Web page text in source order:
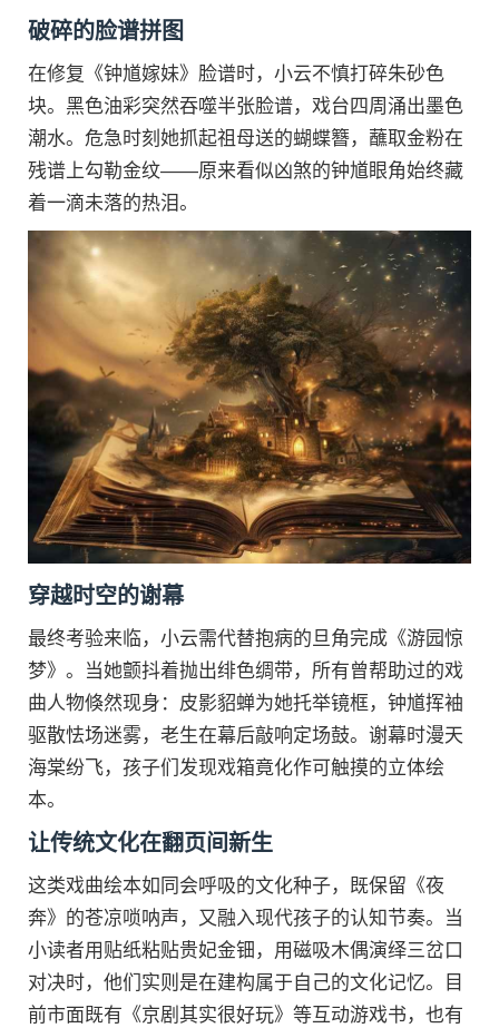
破碎的脸谱拼图
在修复《钟馗嫁妹》脸谱时，小云不慎打碎朱砂色
块。黑色油彩突然吞噬半张脸谱，戏台四周涌出墨色
潮水。危急时刻她抓起祖母送的蝴蝶簪，蘸取金粉在
残谱上勾勒金纹——原来看似凶煞的钟馗眼角始终藏
着一滴未落的热泪。
穿越时空的谢幕
最终考验来临，小云需代替抱病的旦角完成《游园惊
梦》。当她颤抖着抛出绯色绸带，所有曾帮助过的戏
曲人物倏然现身：皮影貂蝉为她托举镜框，钟馗挥袖
驱散怯场迷雾，老生在幕后敲响定场鼓。谢幕时漫天
海棠纷飞，孩子们发现戏箱竟化作可触摸的立体绘
本。
让传统文化在翻页间新生
这类戏曲绘本如同会呼吸的文化种子，既保留《夜
奔》的苍凉唢呐声，又融入现代孩子的认知节奏。当
小读者用贴纸粘贴贵妃金钿，用磁吸木偶演绎三岔口
对决时，他们实则是在建构属于自己的文化记忆。目
前市面既有《京剧其实很好玩》等互动游戏书，也有